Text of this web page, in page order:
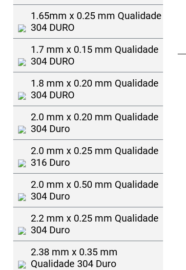
1.65mm x 0.25 mm Qualidade
304 DURO
1.7 mm x 0.15 mm Qualidade
304 DURO
1.8 mm x 0.20 mm Qualidade
304 DURO
2.0 mm x 0.20 mm Qualidade
304 Duro
2.0 mm x 0.25 mm Qualidade
316 Duro
2.0 mm x 0.50 mm Qualidade
304 Duro
2.2 mm x 0.25 mm Qualidade
304 Duro
2.38 mm x 0.35 mm
Qualidade 304 Duro